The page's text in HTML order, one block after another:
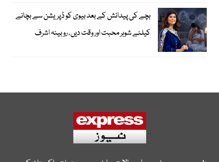
بچے کی پیدائش کے بعد بیوی کو ڈپریشن سے بچانے
کیلئے شوہر محبت اور وقت دیں، روبینہ اشرف